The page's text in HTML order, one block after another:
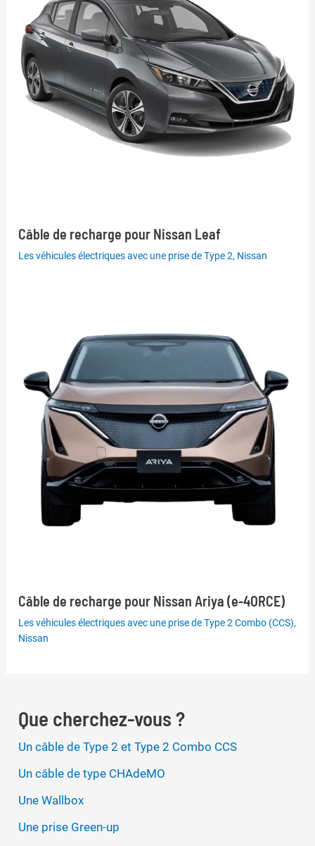
Câble de recharge pour Nissan Leaf
Les véhicules électriques avec une prise de Type 2, Nissan
Câble de recharge pour Nissan Ariya (e-4ORCE)
Les véhicules électriques avec une prise de Type 2 Combo (CCS),
Nissan
Que cherchez-vous ?
Un câble de Type 2 et Type 2 Combo CCS
Un câble de type CHAdeMO
Une Wallbox
Une prise Green-up